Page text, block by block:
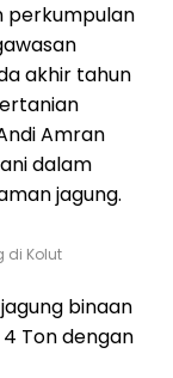
perkumpulan
akhir tahun
Amran
dalam
jagung.
di Kolut
binaan
Ton dengan